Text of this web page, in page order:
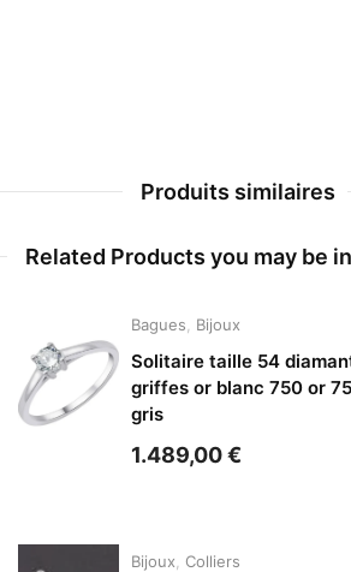
Produits similaires
Related Products you may be
Bagues Bijoux
Solitaire taille 54
griffes or blanc 750 or
gris
1.489,00€
Bijoux Colliers